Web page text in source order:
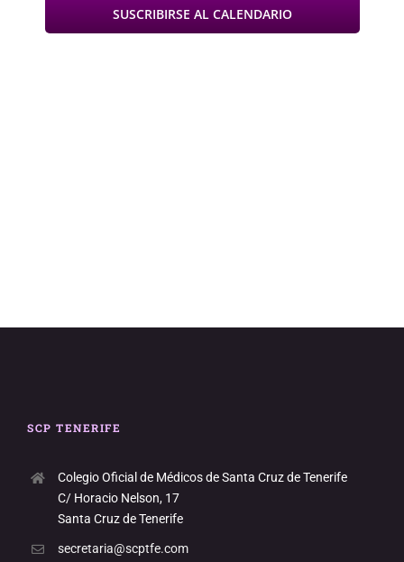
y
SUSCRIBIRSE AL CALENDARIO
SCP TENERIFE
Colegio Oficial de Médicos de Santa Cruz de Tenerife
C/ Horacio Nelson, 17
Santa Cruz de Tenerife
secretaria@scptfe.com